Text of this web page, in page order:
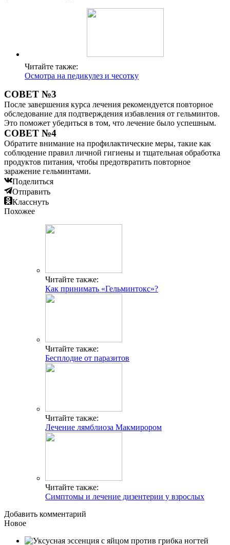
Читайте также:
Осмотра на педикулез и чесотку
СОВЕТ №3
После завершения курса лечения рекомендуется повторное
обследование для подтверждения избавления от гельминтов.
Это поможет убедиться в том, что лечение было успешным.
СОВЕТ №4
Обратите внимание на профилактические меры, такие как
соблюдение правил личной гигиены и тщательная обработка
продуктов питания, чтобы предотвратить повторное
заражение гельминтами.
Поделиться
Отправить
Класснуть
Похожее
Читайте также:
Как принимать «Гельминтокс»?
Читайте также:
Бесплодие от паразитов
Читайте также:
Лечение лямблиоза Макмирором
Читайте также:
Симптомы и лечение дизентерии у взрослых
Добавить комментарий
Новое